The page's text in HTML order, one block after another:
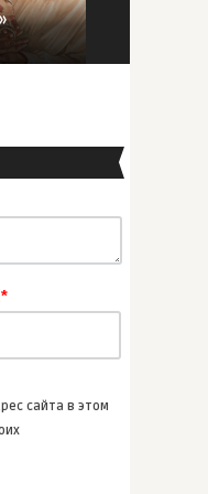
*
сайта в этом